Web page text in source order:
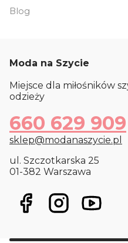
Blog
Moda na Szycie
Miejsce dla miłośników
odzieży
660 629 909
sklep@modanaszycie.pl
ul. Szczotkarska 25
01-382 Warszawa